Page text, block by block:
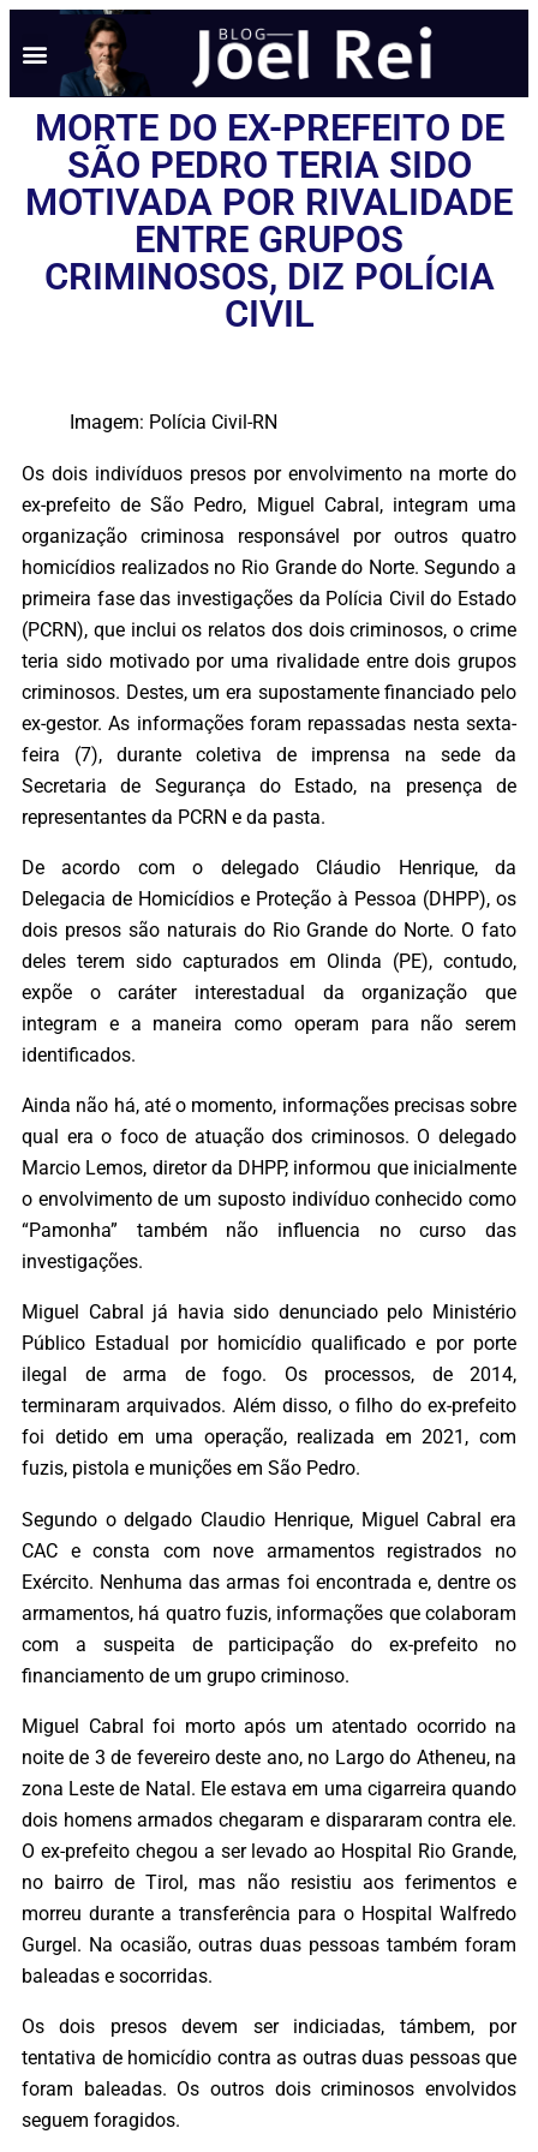
MORTE DO EX-PREFEITO DE
SÃO PEDRO TERIA SIDO
MOTIVADA POR RIVALIDADE
ENTRE GRUPOS
CRIMINOSOS, DIZ POLÍCIA
CIVIL
Imagem: Polícia Civil-RN
Os dois indivíduos presos por envolvimento na morte do
ex-prefeito de São Pedro, Miguel Cabral, integram uma
organização criminosa responsável por outros quatro
homicídios realizados no Rio Grande do Norte. Segundo a
primeira fase das investigações da Polícia Civil do Estado
(PCRN), que inclui os relatos dos dois criminosos, o crime
teria sido motivado por uma rivalidade entre dois grupos
criminosos. Destes, um era supostamente financiado pelo
ex-gestor. As informações foram repassadas nesta sexta-
feira (7), durante coletiva de imprensa na sede da
Secretaria de Segurança do Estado, na presença de
representantes da PCRN e da pasta.
De acordo com o delegado Cláudio Henrique, da
Delegacia de Homicídios e Proteção à Pessoa (DHPP), os
dois presos são naturais do Rio Grande do Norte. O fato
deles terem sido capturados em Olinda (PE), contudo,
expõe o caráter interestadual da organização que
integram e a maneira como operam para não serem
identificados.
Ainda não há, até o momento, informações precisas sobre
qual era o foco de atuação dos criminosos. O delegado
Marcio Lemos, diretor da DHPP, informou que inicialmente
o envolvimento de um suposto indivíduo conhecido como
“Pamonha” também não influencia no curso das
investigações.
Miguel Cabral já havia sido denunciado pelo Ministério
Público Estadual por homicídio qualificado e por porte
ilegal de arma de fogo. Os processos, de 2014,
terminaram arquivados. Além disso, o filho do ex-prefeito
foi detido em uma operação, realizada em 2021, com
fuzis, pistola e munições em São Pedro.
Segundo o delgado Claudio Henrique, Miguel Cabral era
CAC e consta com nove armamentos registrados no
Exército. Nenhuma das armas foi encontrada e, dentre os
armamentos, há quatro fuzis, informações que colaboram
com a suspeita de participação do ex-prefeito no
financiamento de um grupo criminoso.
Miguel Cabral foi morto após um atentado ocorrido na
noite de 3 de fevereiro deste ano, no Largo do Atheneu, na
zona Leste de Natal. Ele estava em uma cigarreira quando
dois homens armados chegaram e dispararam contra ele.
O ex-prefeito chegou a ser levado ao Hospital Rio Grande,
no bairro de Tirol, mas não resistiu aos ferimentos e
morreu durante a transferência para o Hospital Walfredo
Gurgel. Na ocasião, outras duas pessoas também foram
baleadas e socorridas.
Os dois presos devem ser indiciadas, támbem, por
tentativa de homicídio contra as outras duas pessoas que
foram baleadas. Os outros dois criminosos envolvidos
seguem foragidos.